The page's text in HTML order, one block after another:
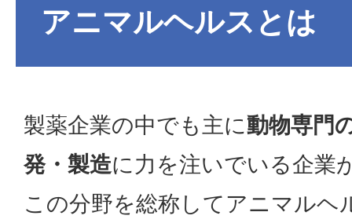
アニマルヘルスとは
製薬企業の中でも主に動物専門
発・製造に力を注いでいる企業
この分野を総称してアニマルヘ